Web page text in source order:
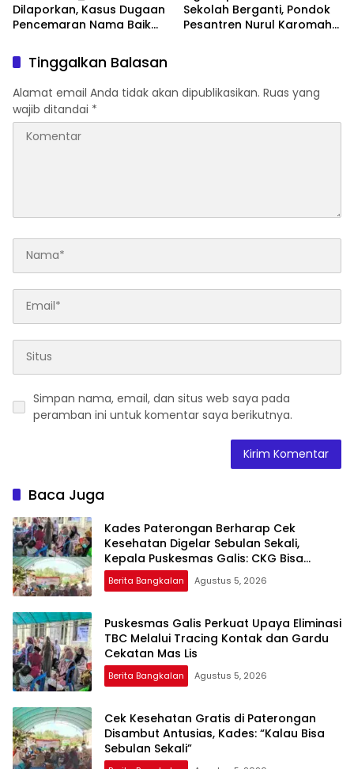
Dilaporkan, Kasus Dugaan
Pencemaran Nama Baik
Sekolah Berganti, Pondok
Pesantren Nurul Karomah
Tinggalkan Balasan
Alamat email Anda tidak akan dipublikasikan. Ruas yang
wajib ditandai *
Simpan nama, email, dan situs web saya pada
peramban ini untuk komentar saya berikutnya.
Baca Juga
Kades Paterongan Berharap Cek
Kesehatan Digelar Sebulan Sekali,
Kepala Puskesmas Galis: CKG Bisa
Dilaksanakan Rutin Lewat Posyandu ILP
Berita Bangkalan Agustus 5, 2026
Puskesmas Galis Perkuat Upaya Eliminasi
TBC Melalui Tracing Kontak dan Gardu
Cekatan Mas Lis
Berita Bangkalan Agustus 5, 2026
Cek Kesehatan Gratis di Paterongan
Disambut Antusias, Kades: “Kalau Bisa
Sebulan Sekali”